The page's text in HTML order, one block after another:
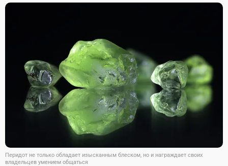
Перидот не только обладает изысканным блеском, но и награждает своих
владельцев умением общаться